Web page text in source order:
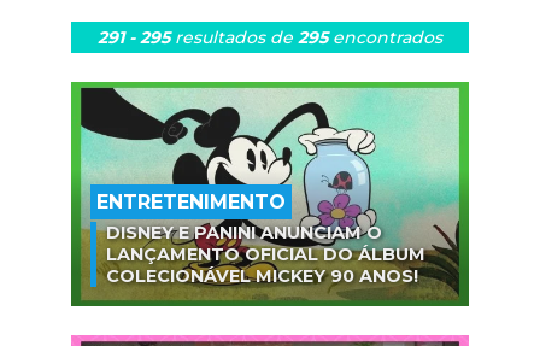
conteúdo
291 - 295resultados de 295encontrados
ENTRETENIMENTO
DISNEY E PANINI ANUNCIAM O
LANÇAMENTO OFICIAL DO ÁLBUM
COLECIONÁVEL MICKEY 90 ANOS!